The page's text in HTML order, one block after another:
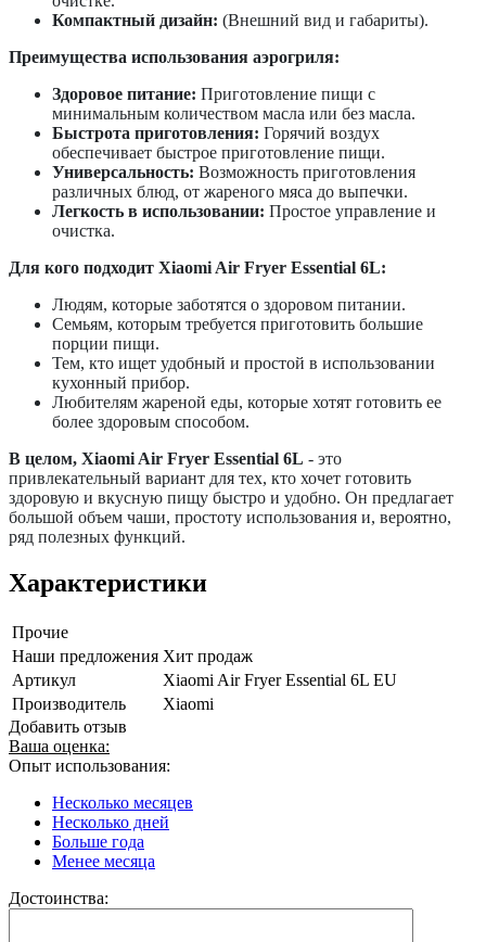
Компактный дизайн: (Внешний вид и габариты).
Преимущества использования аэрогриля:
Здоровое питание: Приготовление пищи с
минимальным количеством масла или без масла.
Быстрота приготовления: Горячий воздух
обеспечивает быстрое приготовление пищи.
Универсальность: Возможность приготовления
различных блюд, от жареного мяса до выпечки.
Легкость в использовании: Простое управление и
очистка.
Для кого подходит Xiaomi Air Fryer Essential 6L:
Людям, которые заботятся о здоровом питании.
Семьям, которым требуется приготовить большие
порции пищи.
Тем, кто ищет удобный и простой в использовании
кухонный прибор.
Любителям жареной еды, которые хотят готовить ее
более здоровым способом.
В целом, Xiaomi Air Fryer Essential 6L - это
привлекательный вариант для тех, кто хочет готовить
здоровую и вкусную пищу быстро и удобно. Он предлагает
большой объем чаши, простоту использования и, вероятно,
ряд полезных функций.
Характеристики
Прочие
Наши предложения Хит продаж
Артикул
Xiaomi Air Fryer Essential 6L EU
Производитель
Xiaomi
Добавить отзыв
Ваша оценка:
Опыт использования:
Несколько месяцев
Несколько дней
Больше года
Менее месяца
Достоинства: